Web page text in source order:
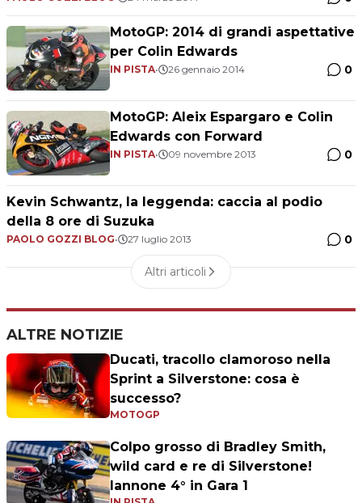
MotoGP: 2014 di grandi aspettative
per Colin Edwards
IN PISTA• 26 gennaio 2014 0
MotoGP: Aleix Espargaro e Colin
Edwards con Forward
IN PISTA• 09 novembre 2013 0
Kevin Schwantz, la leggenda: caccia al podio
della 8 ore di Suzuka
PAOLO GOZZI BLOG• 27 luglio 2013 0
Altri articoli
ALTRE NOTIZIE
Ducati, tracollo clamoroso nella
Sprint a Silverstone: cosa è
successo?
MOTOGP
Colpo grosso di Bradley Smith,
wild card e re di Silverstone!
Iannone 4° in Gara 1